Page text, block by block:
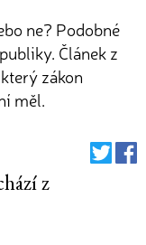
ne? Podobné
Článek z
zákon
měl.
z